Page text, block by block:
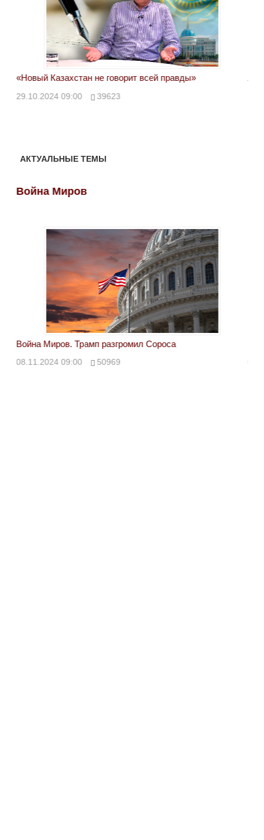
«Новый Казахстан не говорит всей правды»
29.10.2024 09:00 39623
АКТУАЛЬНЫЕ ТЕМЫ
Война Миров
Война Миров. Трамп разгромил Сороса
08.11.2024 09:00 50969